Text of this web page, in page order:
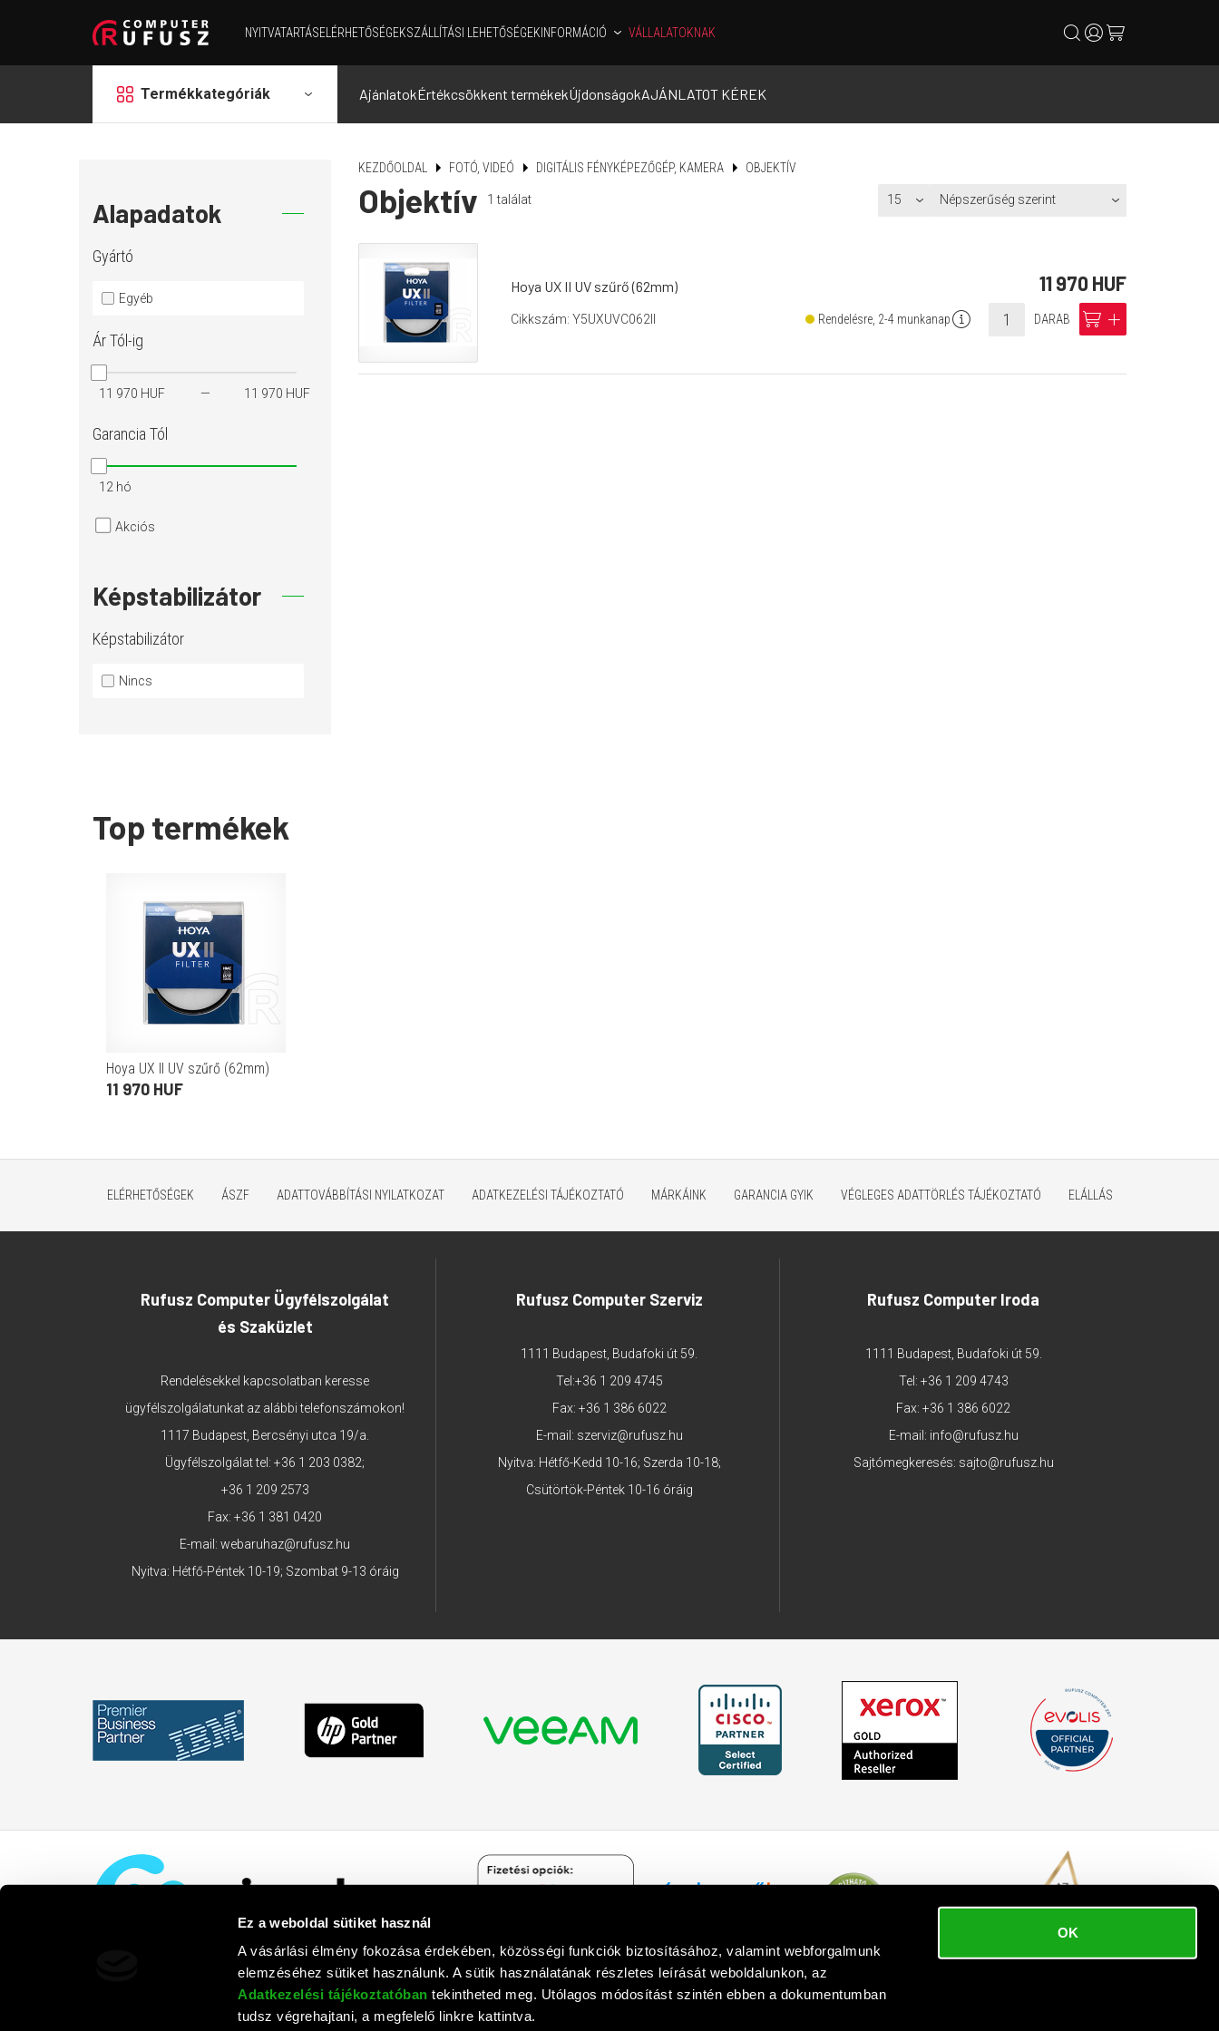
Ez a weboldal sütiket használ
A vásárlási élmény fokozása érdekében, közösségi funkciók biztosításához, valamint webforgalmunk
elemzéséhez sütiket használunk. A sütik használatának részletes leírását weboldalunkon, az
Adatkezelési tájékoztatóban tekintheted meg. Utólagos módosítást szintén ebben a dokumentumban
tudsz végrehajtani, a megfelelő linkre kattintva.
OK
NYITVATARTÁSELÉRHETŐSÉGEKSZÁLLÍTÁSI LEHETŐSÉGEKINFORMÁCIÓ VÁLLALATOKNAK search usercart
grid Termékkategóriák AjánlatokÉrtékcsökkent termékekÚjdonságokAJÁNLATOT KÉREK
KEZDŐOLDAL FOTÓ, VIDEÓ DIGITÁLIS FÉNYKÉPEZŐGÉP, KAMERA OBJEKTÍV
Objektív 1 találat
Hoya UX II UV szűrő (62mm) 11 970 HUF
Cikkszám: Y5UXUVC062II Rendelésre, 2-4 munkanapinfo DARAB cart add
Alapadatok
Gyártó
Egyéb
ÁrTól-ig
11 970 HUF 11 970 HUF
Garancia Tól
12 hó
Akciós
Képstabilizátor
Képstabilizátor
Nincs
Top termékek
Hoya UX II UV szűrő (62mm)
11 970 HUF
ELÉRHETŐSÉGEK ÁSZF ADATTOVÁBBÍTÁSI NYILATKOZAT ADATKEZELÉSI TÁJÉKOZTATÓ MÁRKÁINK GARANCIA GYIK VÉGLEGES ADATTÖRLÉS TÁJÉKOZTATÓ ELÁLLÁS
Rufusz Computer Ügyfélszolgálat
és Szaküzlet
Rendelésekkel kapcsolatban keresse
ügyfélszolgálatunkat az alábbi telefonszámokon!
1117 Budapest, Bercsényi utca 19/a.
Ügyfélszolgálat tel:+36 1 203 0382;
+36 1 209 2573
Fax: +36 1 381 0420
E-mail:webaruhaz@rufusz.hu
Nyitva: Hétfő-Péntek 10-19; Szombat 9-13 óráig
Rufusz Computer Szerviz
1111 Budapest, Budafoki út 59.
Tel:+36 1 209 4745
Fax: +36 1 386 6022
E-mail: szerviz@rufusz.hu
Nyitva: Hétfő-Kedd 10-16; Szerda 10-18;
Csütörtök-Péntek 10-16 óráig
Rufusz Computer Iroda
1111 Budapest, Budafoki út 59.
Tel: +36 1 209 4743
Fax: +36 1 386 6022
E-mail: info@rufusz.hu
Sajtómegkeresés: sajto@rufusz.hu
Rufusz Computer Informatika Zrt. © 1992 - 2018. Minden jog fenntartva. All rights reserved.